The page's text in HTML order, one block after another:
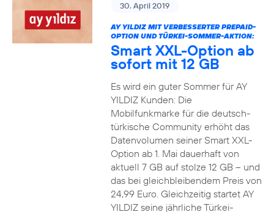
30. April 2019
AY YILDIZ MIT VERBESSERTER PREPAID-
OPTION UND TÜRKEI-SOMMER-AKTION:
Smart XXL-Option ab
sofort mit 12 GB
Es wird ein guter Sommer für AY
YILDIZ Kunden: Die
Mobilfunkmarke für die deutsch-
türkische Community erhöht das
Datenvolumen seiner Smart XXL-
Option ab 1. Mai dauerhaft von
aktuell 7 GB auf stolze 12 GB – und
das bei gleichbleibendem Preis von
24,99 Euro. Gleichzeitig startet AY
YILDIZ seine jährliche Türkei-